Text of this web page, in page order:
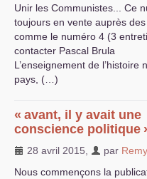
Unir les Communistes... Ce
toujours en vente auprès
comme le numéro 4 (3
contacter Pascal Brula
L’enseignement de
pays, (…)
« avant, il y avait une
conscience politique
28 avril 2015 par
Nous commençons la